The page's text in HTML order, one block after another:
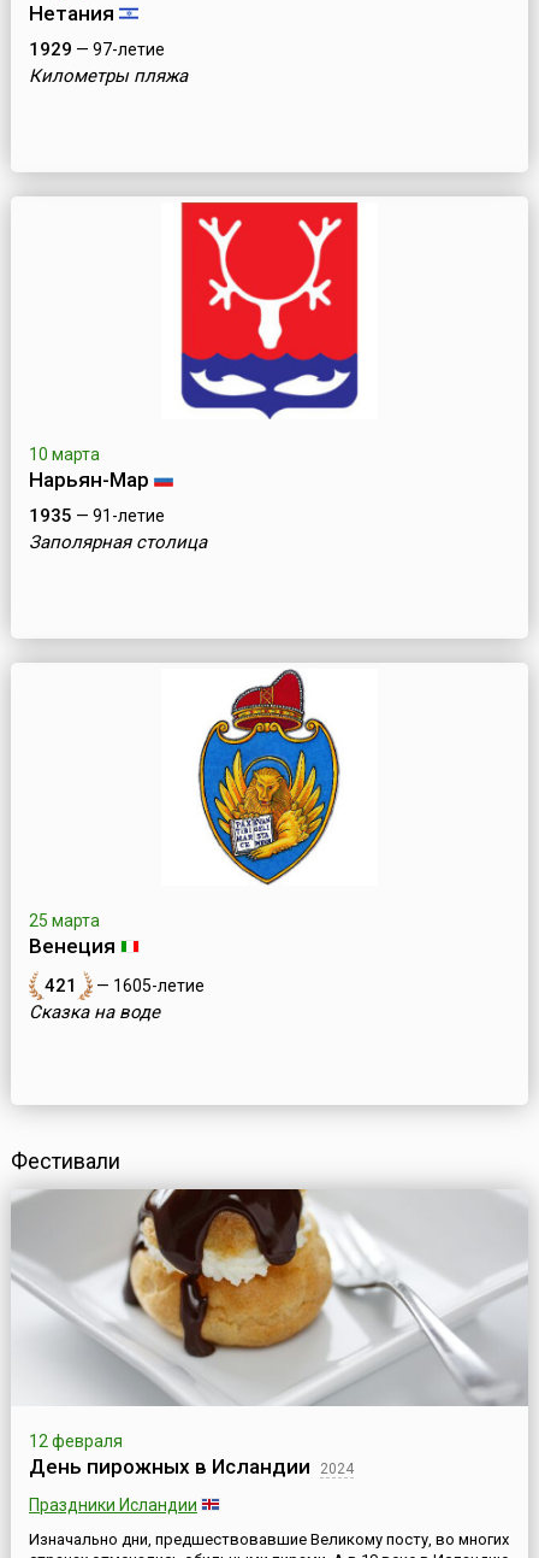
Нетания
1929 — 97-летие
Километры пляжа
10 марта
Нарьян-Мар
1935 — 91-летие
Заполярная столица
25 марта
Венеция
421 — 1605-летие
Сказка на воде
Фестивали
12 февраля
День пирожных в Исландии 2024
Праздники Исландии
Изначально дни, предшествовавшие Великому посту, во многих